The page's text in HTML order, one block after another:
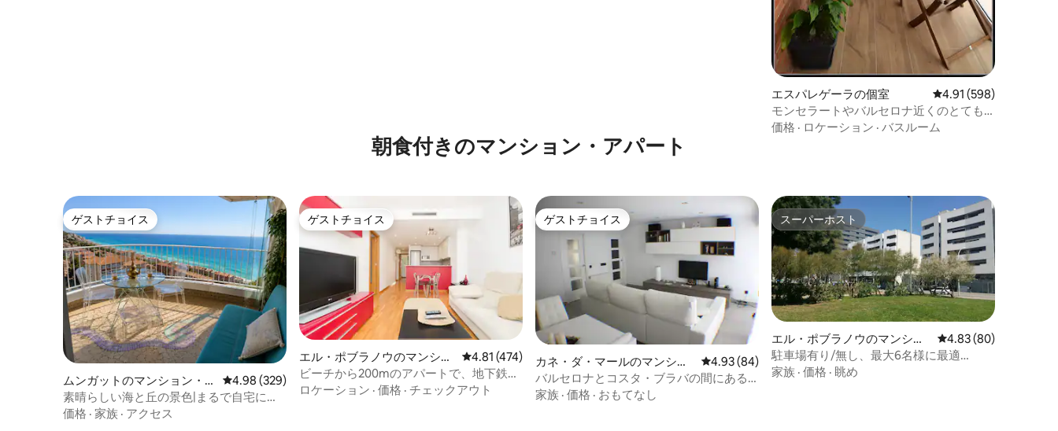
エスパレゲーラの個室 レビュー598件、5つ
4.91 (598)
モンセラートやバルセロナ近くのとても
居心地の良いアパート
価格 · ロケーション · バスルーム
朝食付きのマンション・アパート
ゲストチョイス
ゲストチョイス
ムンガットのマンション・ア
パート
レビュー329件、5つ星中4.98つ星の平均評価
4.98 (329)
素晴らしい海と丘の景色|まるで自宅にい
るかのようにくつろいでください
価格 · 家族 · アクセス
ゲストチョイス
ゲストチョイス
エル・ポブラノウのマンショ
ン・アパート
レビュー474件、5つ星中4.81つ星の平均評価
4.81 (474)
ビーチから200mのアパートで、地下鉄に
も近い
ロケーション · 価格 · チェックアウト
ゲストチョイス
ゲストチョイス
カネ・ダ・マールのマンショ
ン・アパート
レビュー84件、5つ星中4.93つ星の平均評価
4.93 (84)
バルセロナとコスタ・ブラバの間にある
素晴らしいアパート
家族 · 価格 · おもてなし
スーパーホスト
スーパーホスト
エル・ポブラノウのマンショ
ン・アパート
レビュー80件、5つ星
4.83 (80)
駐車場有り/無し、最大6名様に最適
POBLE9
家族 · 価格 · 眺め